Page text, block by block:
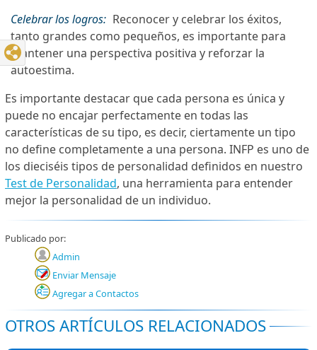
Celebrar los logros: Reconocer y celebrar los éxitos,
tanto grandes como pequeños, es importante para
mantener una perspectiva positiva y reforzar la
autoestima.
Es importante destacar que cada persona es única y
puede no encajar perfectamente en todas las
características de su tipo, es decir, ciertamente un tipo
no define completamente a una persona. INFP es uno de
los dieciséis tipos de personalidad definidos en nuestro
Test de Personalidad, una herramienta para entender
mejor la personalidad de un individuo.
Publicado por:
Admin
Enviar Mensaje
Agregar a Contactos
OTROS ARTÍCULOS RELACIONADOS